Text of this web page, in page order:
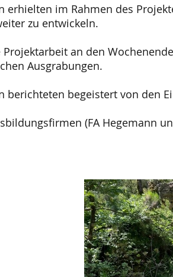
erhielten im Rahmen des
zu entwickeln.
an den
Ausgrabungen.
berichteten begeistert von den
(FA Hegemann